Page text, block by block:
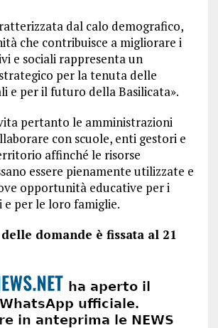
dal calo demografico,
che contribuisce a migliorare i
e sociali rappresenta un
per la tenuta delle
e per il futuro della Basilicata».
pertanto le amministrazioni
con scuole, enti gestori e
affinché le risorse
essere pienamente utilizzate e
opportunità educative per i
e per le loro famiglie.
domande è fissata al 21